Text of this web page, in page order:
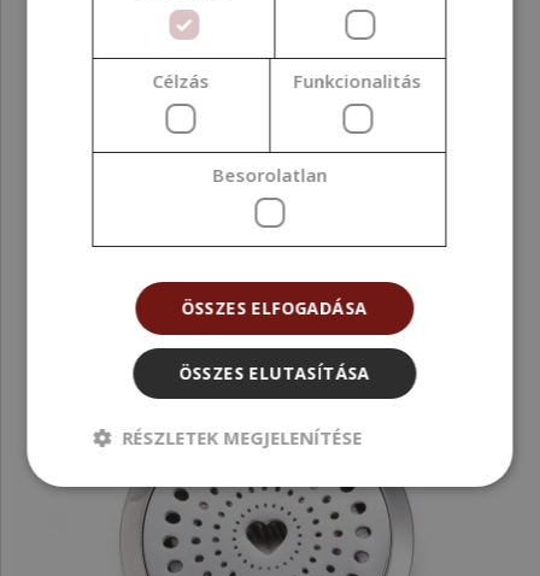
Célzás Funkcionalitás
Besorolatlan
ÖSSZES ELFOGADÁSA
ÖSSZES ELUTASÍTÁSA
RÉSZLETEK MEGJELENÍTÉSE